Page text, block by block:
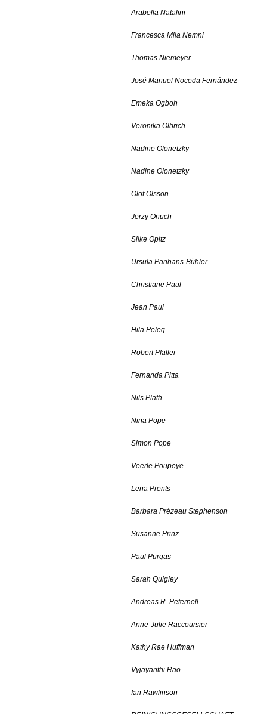
Arabella Natalini
Francesca Mila Nemni
Thomas Niemeyer
José Manuel Noceda Fernández
Emeka Ogboh
Veronika Olbrich
Nadine Olonetzky
Nadine Olonetzky
Olof Olsson
Jerzy Onuch
Silke Opitz
Ursula Panhans-Bühler
Christiane Paul
Jean Paul
Hila Peleg
Robert Pfaller
Fernanda Pitta
Nils Plath
Nina Pope
Simon Pope
Veerle Poupeye
Lena Prents
Barbara Prézeau Stephenson
Susanne Prinz
Paul Purgas
Sarah Quigley
Andreas R. Peternell
Anne-Julie Raccoursier
Kathy Rae Huffman
Vyjayanthi Rao
Ian Rawlinson